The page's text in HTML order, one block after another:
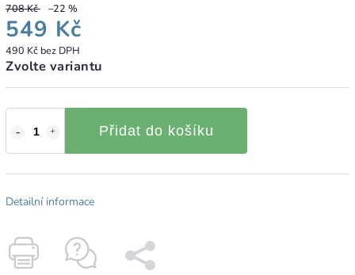
708 Kč –22 %
549 Kč
490 Kč bez DPH
Zvolte variantu
Přidat do košíku
Detailní informace